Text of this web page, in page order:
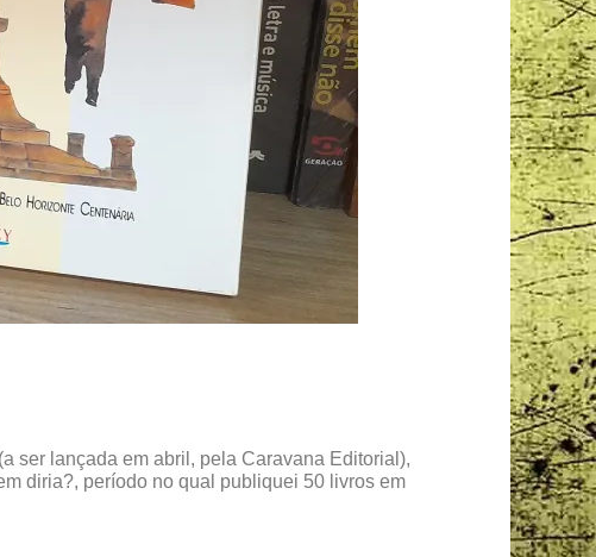
ser lançada em abril, pela Caravana Editorial),
diria?, período no qual publiquei 50 livros em